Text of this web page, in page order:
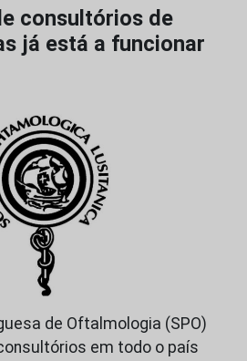
consultórios de
já está a funcionar
de Oftalmologia (SPO)
em todo o país